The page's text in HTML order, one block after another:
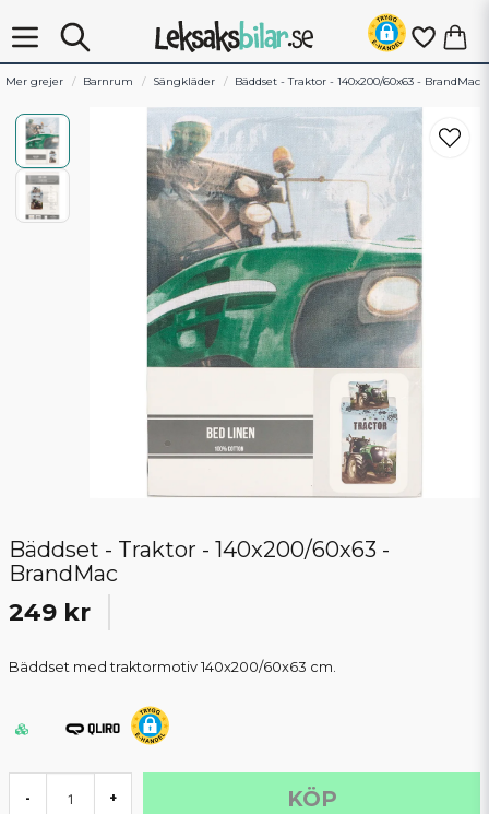
Mer grejer Barnrum Sängkläder Bäddset - Traktor - 140x200/60x63 - BrandMac
Bäddset - Traktor - 140x200/60x63 -
BrandMac
249 kr
Bäddset med traktormotiv 140x200/60x63 cm.
- + KÖP